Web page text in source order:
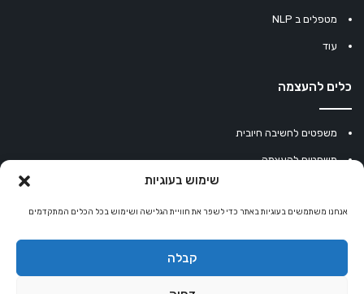
שימוש בעוגיות
אנחנו משתמשים בעוגיות באתר כדי לשפר את חוויית הגלישה ושימוש בכל הכלים המתקדמים
קבלה
מטפלים ב NLP
עוד
כלים להעצמה
משפטים לחשיבה חיובית
משפטים להעצמה
מחשבון נומרולוגיה
קריסטלים למזלות